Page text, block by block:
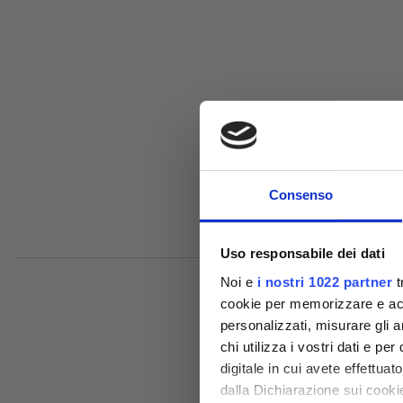
Consenso
Uso responsabile dei dati
Noi e i nostri 1022 partner
cookie per memorizzare e
personalizzati, misurare gli
chi utilizza i vostri dati e per
digitale in cui avete
dalla Dichiarazione sui